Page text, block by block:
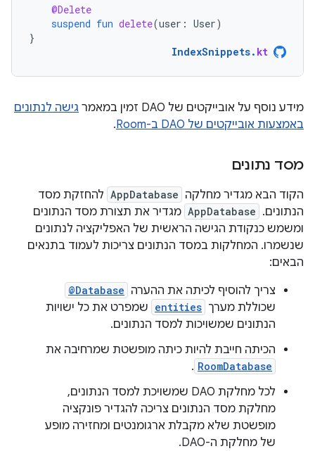
@Delete
suspend fun delete(user : User)
}
IndexSnippets. kt
מידע נוסף על אובייקטים של DAO זמין במאמר
גישה לנתונים
באמצעות אובייקטים של DAO ב-Room
.
מסד נתונים
הקוד הבא מגדיר מחלקה AppDatabase להחזקת מסד
הנתונים. ‫ AppDatabase מגדיר את תצורת מסד הנתונים
ומשמש כנקודת הגישה הראשית של האפליקציה לנתונים
שנשמרו. המחלקות במסד הנתונים צריכות לעמוד בתנאים
הבאים:
צריך להוסיף לכיתה את ההערה @Database
שכוללת מערך entities שמפרט את כל ישויות
הנתונים שמשויכות למסד הנתונים.
הכיתה חייבת להיות כיתה מופשטת שמרחיבה את
RoomDatabase
.
לכל מחלקת DAO שמשויכת למסד הנתונים,
מחלקת מסד הנתונים צריכה להגדיר פונקציה
מופשטת שלא מקבלת ארגומנטים ומחזירה מופע
של מחלקת ה-DAO.